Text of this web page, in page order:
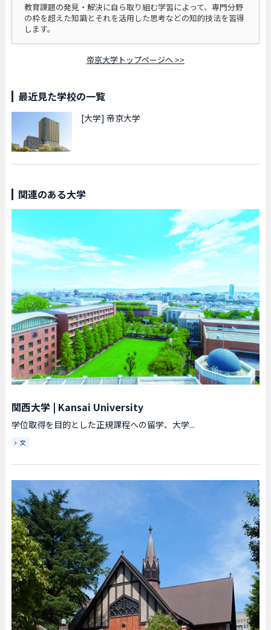
教育課題の発見・解決に自ら取り組む学習によって、専門分野
の枠を超えた知識とそれを活用した思考などの知的技法を習得
します。
帝京大学トップページへ >>
最近見た学校の一覧
[大学] 帝京大学
関連のある大学
関西大学| Kansai University
学位取得を目的とした正規課程への留学、大学...
文